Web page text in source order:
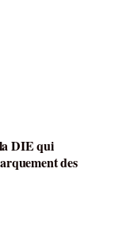
DIE qui
des